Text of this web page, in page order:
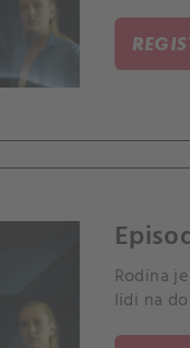
Rodina
lidi na